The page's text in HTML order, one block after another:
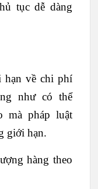
tục dễ dàng
hạn về chi phí
như có thể
mà pháp luật
giới hạn.
hàng theo